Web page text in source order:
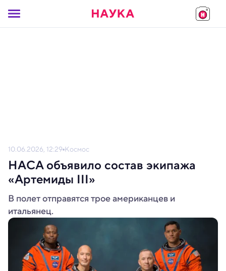
10.06.2026, 12:29 Космос
НАСА объявило состав экипажа
«Артемиды III»
В полет отправятся трое американцев и
итальянец.